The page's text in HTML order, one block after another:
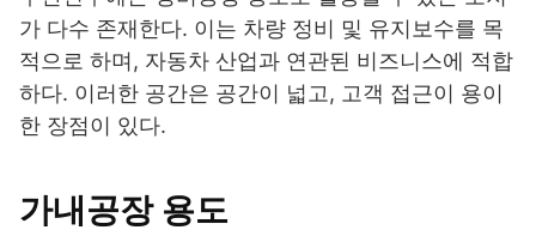
가 다수 존재한다. 이는 차량 정비 및 유지보수를 목
적으로 하며, 자동차 산업과 연관된 비즈니스에 적합
하다. 이러한 공간은 공간이 넓고, 고객 접근이 용이
한 장점이 있다.
가내공장 용도